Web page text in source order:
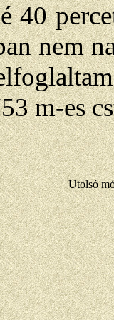
40
nem
m-es
Utolsó